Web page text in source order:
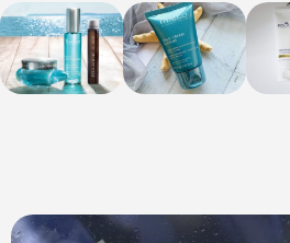
مشاهده